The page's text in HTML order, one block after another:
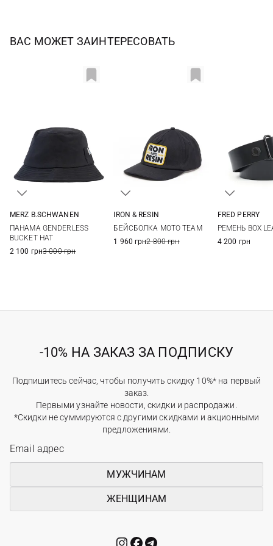
ВАС МОЖЕТ ЗАИНТЕРЕСОВАТЬ
MERZ B.SCHWANEN
ПАНАМА GENDERLESS
BUCKET HAT
2 100 грн3 000 грн
IRON & RESIN
БЕЙСБОЛКА MOTO TEAM
1 960 грн2 800 грн
FRED PERRY
РЕМЕНЬ BOX
4 200 грн
-10% НА ЗАКАЗ ЗА ПОДПИСКУ
Подпишитесь сейчас, чтобы получить скидку 10%* на первый
заказ.
Первыми узнайте новости, скидки и распродажи.
*Скидки не суммируются с другими скидками и акционными
предложениями.
МУЖЧИНАМ
ЖЕНЩИНАМ